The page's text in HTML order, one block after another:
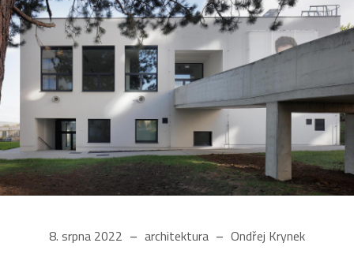
8. srpna 2022 architektura Ondřej Krynek